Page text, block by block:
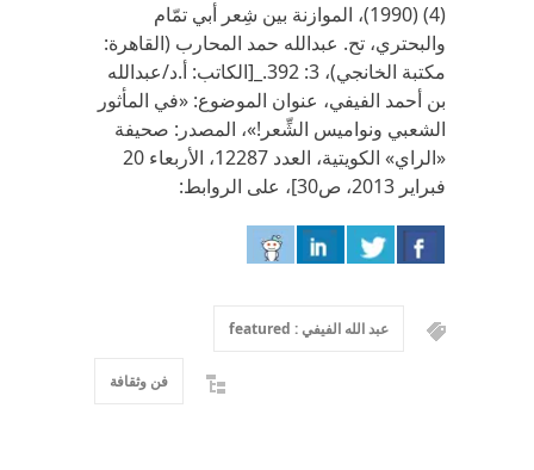
(4) (1990)، الموازنة بين شِعر أبي تمّام
والبحتري، تح. عبدالله حمد المحارب (القاهرة:
مكتبة الخانجي)، 3: 392._[الكاتب: أ.د/عبدالله
بن أحمد الفيفي، عنوان الموضوع: «في المأثور
الشعبي ونواميس الشِّعر!»، المصدر: صحيفة
«الراي» الكويتية، العدد 12287، الأربعاء 20
فبراير 2013، ص30]، على الروابط:
عبد الله الفيفي : featured
فن وثقافة